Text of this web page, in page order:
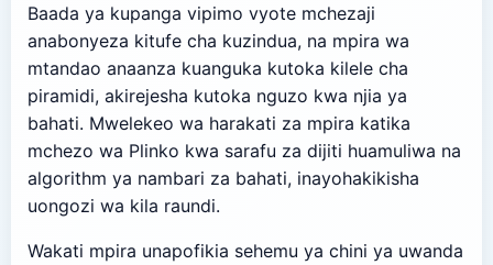
Baada ya kupanga vipimo vyote mchezaji
anabonyeza kitufe cha kuzindua, na mpira wa
mtandao anaanza kuanguka kutoka kilele cha
piramidi, akirejesha kutoka nguzo kwa njia ya
bahati. Mwelekeo wa harakati za mpira katika
mchezo wa Plinko kwa sarafu za dijiti huamuliwa na
algorithm ya nambari za bahati, inayohakikisha
uongozi wa kila raundi.
Wakati mpira unapofikia sehemu ya chini ya uwanda